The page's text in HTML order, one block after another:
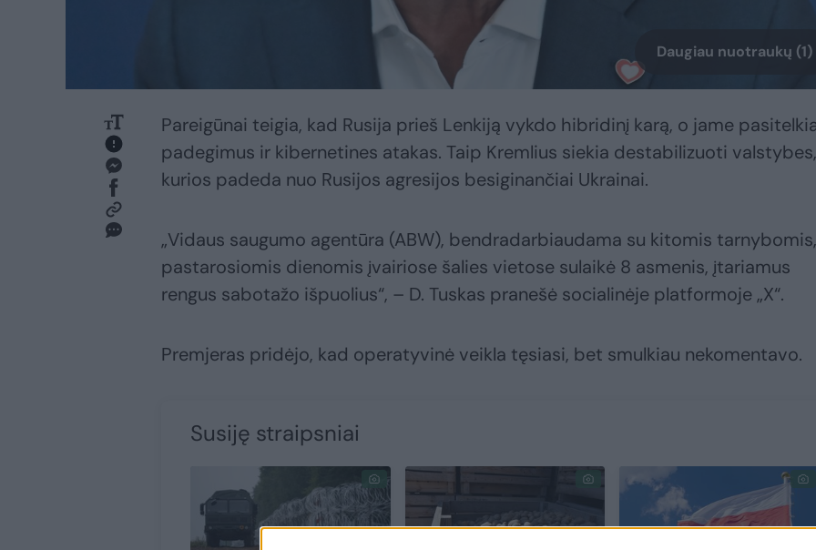
Daugiau nuotraukų (1)
Pareigūnai teigia, kad Rusija prieš Lenkiją vykdo hibridinį karą, o jame
padegimus ir kibernetines atakas. Taip Kremlius siekia destabilizuoti valstybes,
kurios padeda nuo Rusijos agresijos besiginančiai Ukrainai.
„Vidaus saugumo agentūra (ABW), bendradarbiaudama su kitomis tarnybomis,
pastarosiomis dienomis įvairiose šalies vietose sulaikė 8 asmenis, įtariamus
rengus sabotažo išpuolius“, – D. Tuskas pranešė socialinėje platformoje „X“.
Premjeras pridėjo, kad operatyvinė veikla tęsiasi, bet smulkiau nekomentavo.
Susiję straipsniai